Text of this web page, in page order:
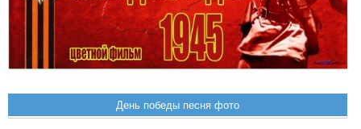
День победы песня фото